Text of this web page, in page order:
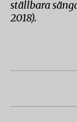
ställbara
2018).